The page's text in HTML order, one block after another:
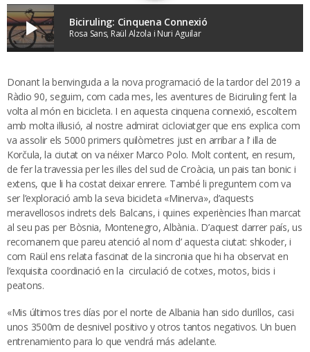
play_arrow Biciruling: Cinquena Connexió
Rosa Sans, Raül Alzola i Nuri Aguilar
Donant la benvinguda a la nova programació de la tardor del 2019 a
Ràdio 90, seguim, com cada mes, les aventures de Biciruling fent la
volta al món en bicicleta. I en aquesta cinquena connexió, escoltem
amb molta il·lusió, al nostre admirat cicloviatger que ens explica com
va assolir els 5000 primers quilòmetres just en arribar a l’ illa de
Korčula, la ciutat on va néixer Marco Polo. Molt content, en resum,
de fer la travessia per les illes del sud de Croàcia, un pais tan bonic i
extens, que li ha costat deixar enrere. També li preguntem com va
ser l’exploració amb la seva bicicleta «Minerva», d’aquests
meravellosos indrets dels Balcans, i quines experiències l’han marcat
al seu pas per Bòsnia, Montenegro, Albània.. D’aquest darrer país, us
recomanem que pareu atenció al nom d’ aquesta ciutat: shkoder, i
com Raül ens relata fascinat de la sincronia que hi ha observat en
l’exquisita coordinació en la circulació de cotxes, motos, bicis i
peatons.
«Mis últimos tres días por el norte de Albania han sido durillos, casi
unos 3500m de desnivel positivo y otros tantos negativos. Un buen
entrenamiento para lo que vendrá más adelante.